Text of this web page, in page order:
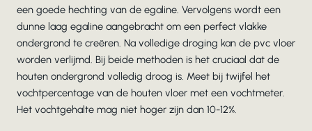
een goede hechting van de egaline. Vervolgens wordt een
dunne laag egaline aangebracht om een perfect vlakke
ondergrond te creëren. Na volledige droging kan de pvc vloer
worden verlijmd. Bij beide methoden is het cruciaal dat de
houten ondergrond volledig droog is. Meet bij twijfel het
vochtpercentage van de houten vloer met een vochtmeter.
Het vochtgehalte mag niet hoger zijn dan 10-12%.